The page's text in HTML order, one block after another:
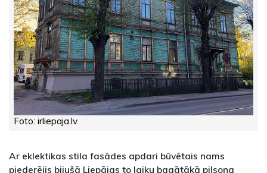
Foto: irliepaja.lv.
Ar eklektikas stila fasādes apdari būvētais nams
piederējis bijušā Liepājas to laiku bagātākā pilsoņa